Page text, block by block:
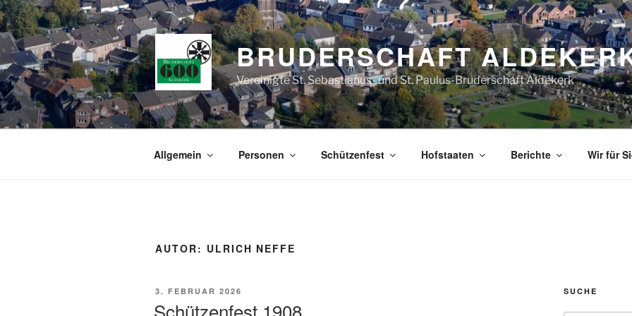
Zum
Inhalt
springen
BRUDERSCHAFT
Vereinigte St. Sebastianus- und St. Paulus-Bruderschaft Aldekerk
Allgemein Personen Schützenfest Hofstaaten Berichte Wir für
AUTOR: ULRICH NEFFE
VERÖFFENTLICHT
3. FEBRUAR 2026 SUCHE